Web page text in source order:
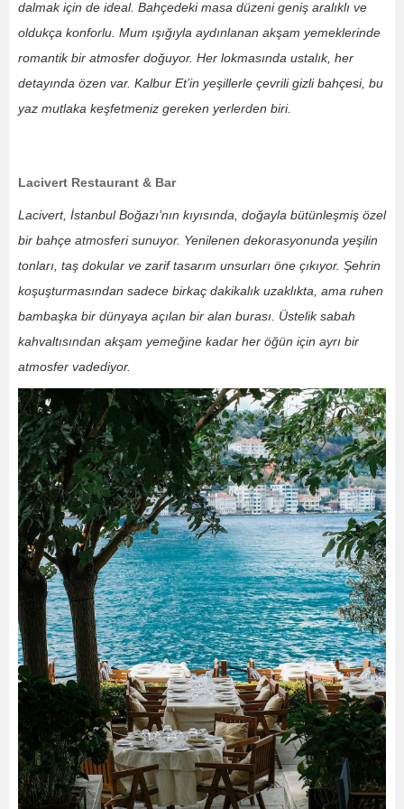
dalmak için de ideal. Bahçedeki masa düzeni geniş aralıklı ve
oldukça konforlu. Mum ışığıyla aydınlanan akşam yemeklerinde
romantik bir atmosfer doğuyor. Her lokmasında ustalık, her
detayında özen var. Kalbur Et’in yeşillerle çevrili gizli bahçesi, bu
yaz mutlaka keşfetmeniz gereken yerlerden biri.
Lacivert Restaurant & Bar
Lacivert, İstanbul Boğazı’nın kıyısında, doğayla bütünleşmiş özel
bir bahçe atmosferi sunuyor. Yenilenen dekorasyonunda yeşilin
tonları, taş dokular ve zarif tasarım unsurları öne çıkıyor. Şehrin
koşuşturmasından sadece birkaç dakikalık uzaklıkta, ama ruhen
bambaşka bir dünyaya açılan bir alan burası. Üstelik sabah
kahvaltısından akşam yemeğine kadar her öğün için ayrı bir
atmosfer vadediyor.